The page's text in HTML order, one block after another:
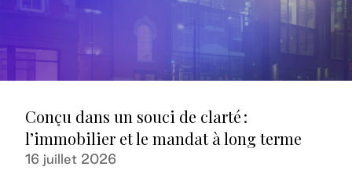
Conçu dans un souci de clarté :
l’immobilier et le mandat à long terme
16 juillet 2026